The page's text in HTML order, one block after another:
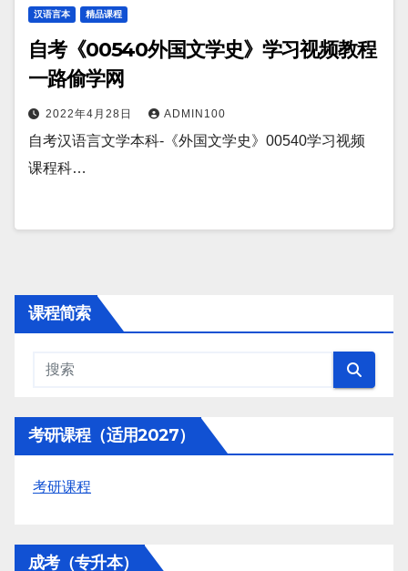
汉语言本 精品课程
自考《00540外国文学史》学习视频教程
一路偷学网
2022年4月28日 ADMIN100
自考汉语言文学本科-《外国文学史》00540学习视频
课程科…
课程简索
考研课程（适用2027）
考研课程
成考（专升本）